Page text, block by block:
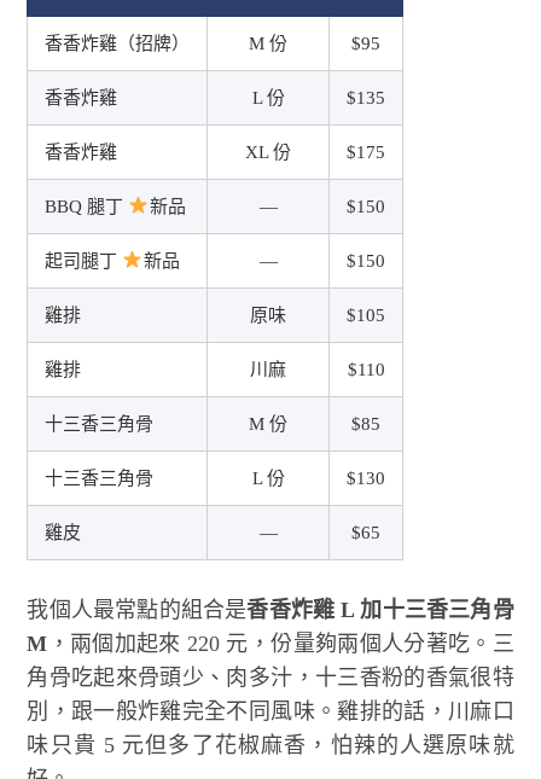
香香炸雞（招牌） M 份 $95
香香炸雞 L 份 $135
香香炸雞 XL 份 $175
BBQ 腿丁 新品 — $150
起司腿丁 新品 — $150
雞排 原味 $105
雞排 川麻 $110
十三香三角骨 M 份 $85
十三香三角骨 L 份 $130
雞皮 — $65
我個人最常點的組合是香香炸雞 L 加十三香三角骨
M ，兩個加起來 220 元，份量夠兩個人分著吃。三
角骨吃起來骨頭少、肉多汁，十三香粉的香氣很特
別，跟一般炸雞完全不同風味。雞排的話，川麻口
味只貴 5 元但多了花椒麻香，怕辣的人選原味就